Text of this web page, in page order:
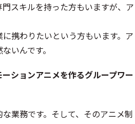
スキルを持った方もいますが、ア
携わりたいという方もいます。ア
いんです。
ションアニメを作るグループワー
業務です。そして、そのアニメ制